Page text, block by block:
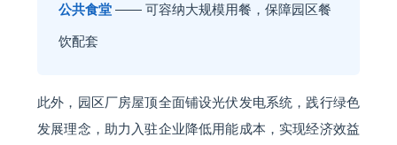
公共食堂 —— 可容纳大规模用餐，保障园区餐
饮配套
此外，园区厂房屋顶全面铺设光伏发电系统，践行绿色
发展理念，助力入驻企业降低用能成本，实现经济效益